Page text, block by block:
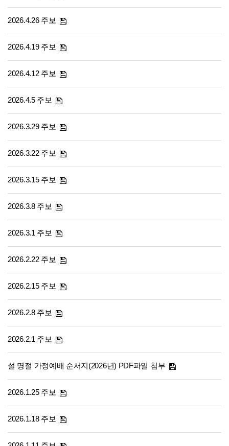
2026.4.26 주보
2026.4.19 주보
2026.4.12 주보
2026.4.5 주보
2026.3.29 주보
2026.3.22 주보
2026.3.15 주보
2026.3.8 주보
2026.3.1 주보
2026.2.22 주보
2026.2.15 주보
2026.2.8 주보
2026.2.1 주보
설 명절 가정예배 순서지(2026년) PDF파일 첨부
2026.1.25 주보
2026.1.18 주보